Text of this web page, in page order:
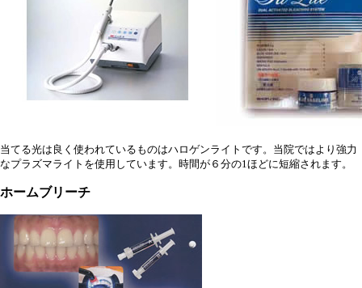
当てる光は良く使われているものはハロゲンライトです。当院ではより強力
なプラズマライトを使用しています。時間が６分の1ほどに短縮されます。
ホームブリーチ